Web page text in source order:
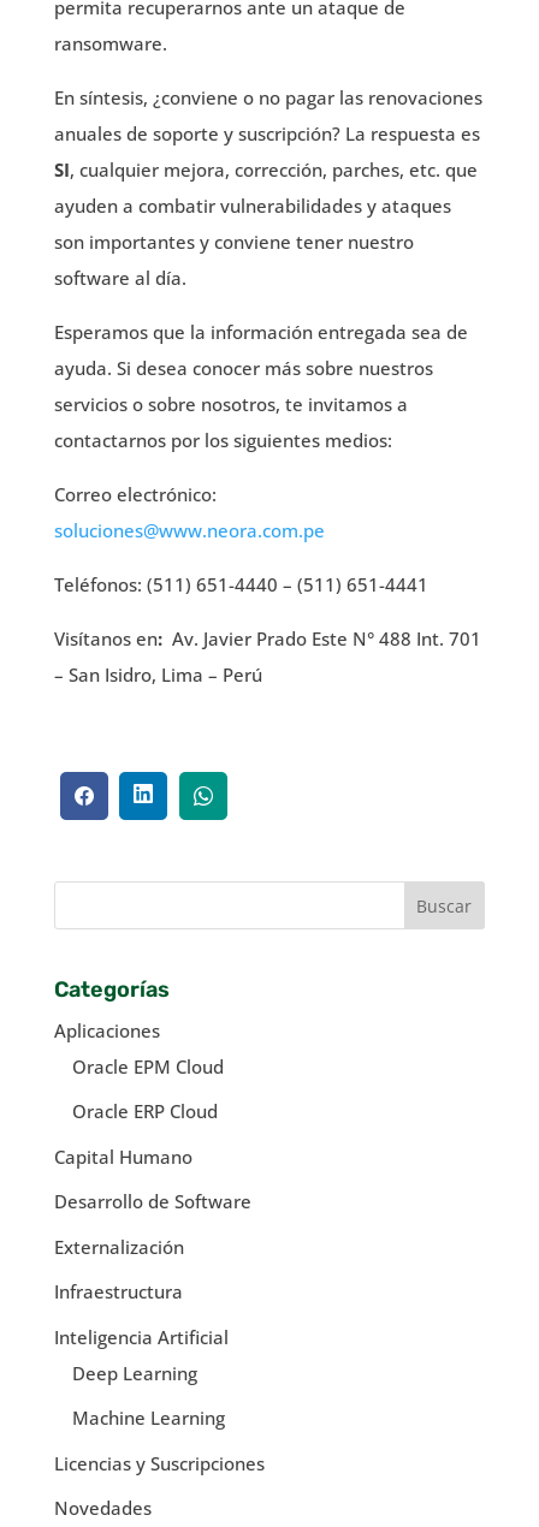
permita recuperarnos ante un ataque de
ransomware.
En síntesis, ¿conviene o no pagar las renovaciones
anuales de soporte y suscripción? La respuesta es
SI, cualquier mejora, corrección, parches, etc. que
ayuden a combatir vulnerabilidades y ataques
son importantes y conviene tener nuestro
software al día.
Esperamos que la información entregada sea de
ayuda. Si desea conocer más sobre nuestros
servicios o sobre nosotros, te invitamos a
contactarnos por los siguientes medios:
Correo electrónico:
soluciones@www.neora.com.pe
Teléfonos: (511) 651-4440 – (511) 651-4441
Visítanos en: Av. Javier Prado Este N° 488 Int. 701
– San Isidro, Lima – Perú
Categorías
Aplicaciones
Oracle EPM Cloud
Oracle ERP Cloud
Capital Humano
Desarrollo de Software
Externalización
Infraestructura
Inteligencia Artificial
Deep Learning
Machine Learning
Licencias y Suscripciones
Novedades